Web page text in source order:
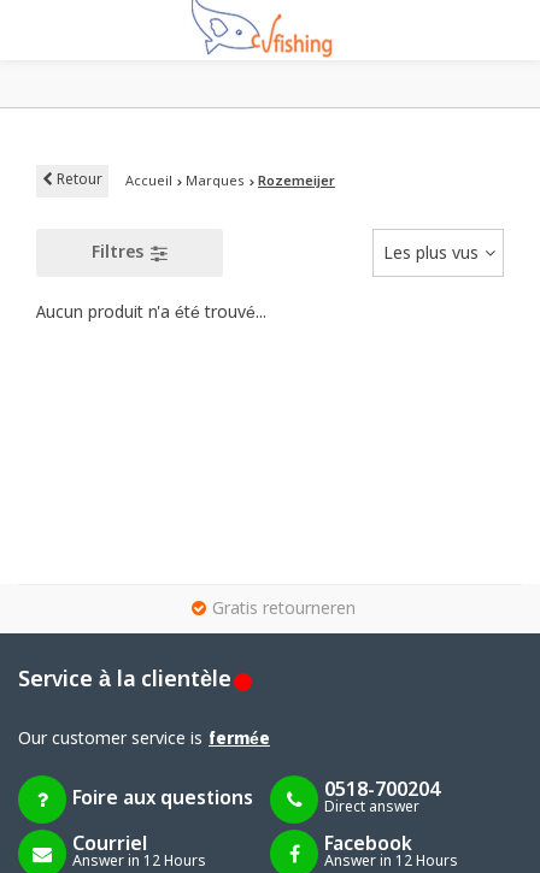
Retour Accueil Marques Rozemeijer
Filtres Les plus vus
Aucun produit n'a été trouvé...
Gratis retourneren
Service à la clientèle
Our customer service is fermée
Foire aux questions 0518-700204
Direct answer
Courriel
Answer in 12 Hours
Facebook
Answer in 12 Hours